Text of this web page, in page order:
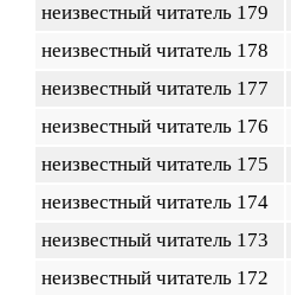
неизвестный читатель 179
неизвестный читатель 178
неизвестный читатель 177
неизвестный читатель 176
неизвестный читатель 175
неизвестный читатель 174
неизвестный читатель 173
неизвестный читатель 172